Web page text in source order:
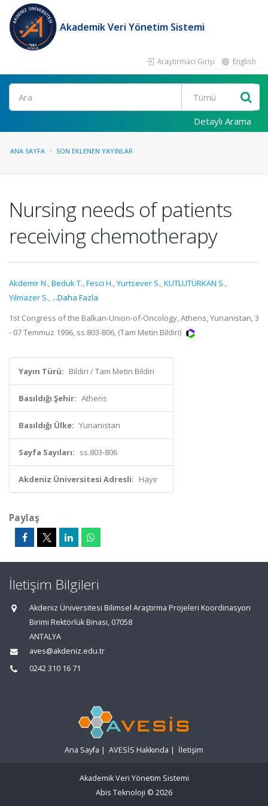
Akademik Veri Yönetim Sistemi
Araştırmacı Girişi English
Ara
Detaylı Arama
ANA SAYFA SON EKLENEN YAYINLAR
Nursing needs of patients
receiving chemotherapy
Akdemir N.,Beduk T.,Fesci H.,Yurtsever S.,KUTLUTÜRKAN S.,
Yilmazer S., ...Daha Fazla
1st Congress of the Balkan-Union-of-Oncology, Athens, Yunanistan, 3
- 07 Temmuz 1996, ss.803-806, (Tam Metin Bildiri)
Yayın Türü: Bildiri / Tam Metin Bildiri
Basıldığı Şehir: Athens
Basıldığı Ülke: Yunanistan
Sayfa Sayıları: ss.803-806
Akdeniz Üniversitesi Adresli: Hayır
Paylaş
İletişim Bilgileri
Akdeniz Üniversitesi Bilimsel Araştırma Projeleri Koordinasyon
Birimi Rektörlük Binası, 07058
ANTALYA
aves@akdeniz.edu.tr
0242 310 16 71
Ana Sayfa | AVESİS Hakkında | İletişim
Akademik Veri Yönetim Sistemi
Abis Teknoloji © 2026